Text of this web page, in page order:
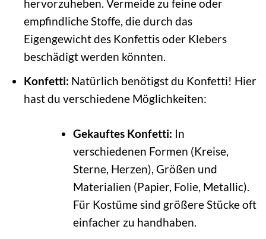
hervorzuheben. Vermeide zu feine oder
empfindliche Stoffe, die durch das
Eigengewicht des Konfettis oder Klebers
beschädigt werden könnten.
Konfetti: Natürlich benötigst du Konfetti! Hier
hast du verschiedene Möglichkeiten:
Gekauftes Konfetti: In
verschiedenen Formen (Kreise,
Sterne, Herzen), Größen und
Materialien (Papier, Folie, Metallic).
Für Kostüme sind größere Stücke oft
einfacher zu handhaben.